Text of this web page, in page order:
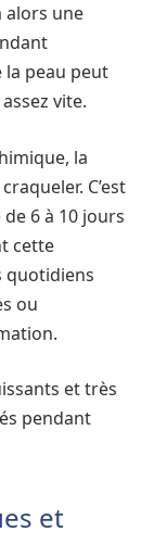
alors une
la peau peut
vite.
la
C’est
6 à 10 jours
cette
quotidiens
ou
et très
pendant
et